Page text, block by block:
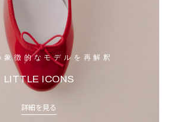
象徴的なモデルを再解釈
LITTLE ICONS
詳細を見る